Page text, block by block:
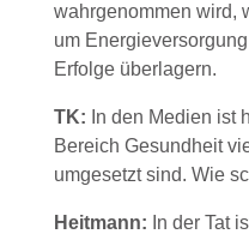
wahrgenommen wird,
um
Erfolge überlagern.
TK: In den Medien ist
Bereich Gesundheit
umgesetzt sind. Wie
Heitmann: In der Tat